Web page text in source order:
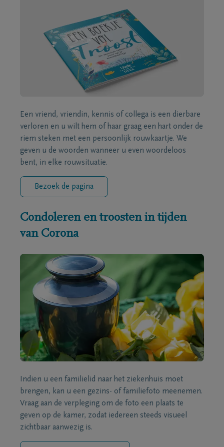
Een vriend, vriendin, kennis of collega is een dierbare
verloren en u wilt hem of haar graag een hart onder de
riem steken met een persoonlijk rouwkaartje. We
geven u de woorden wanneer u even woordeloos
bent, in elke rouwsituatie.
Bezoek de pagina
Condoleren en troosten in tijden
van Corona
Indien u een familielid naar het ziekenhuis moet
brengen, kan u een gezins- of familiefoto meenemen.
Vraag aan de verpleging om de foto een plaats te
geven op de kamer, zodat iedereen steeds visueel
zichtbaar aanwezig is.